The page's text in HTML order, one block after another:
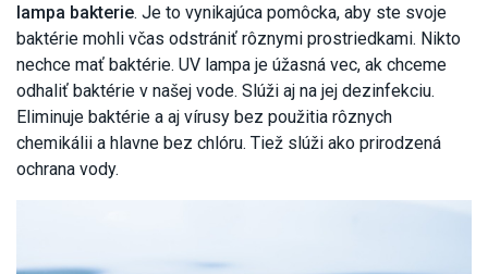
lampa bakterie. Je to vynikajúca pomôcka, aby ste svoje
baktérie mohli včas odstrániť rôznymi prostriedkami. Nikto
nechce mať baktérie. UV lampa je úžasná vec, ak chceme
odhaliť baktérie v našej vode. Slúži aj na jej dezinfekciu.
Eliminuje baktérie a aj vírusy bez použitia rôznych
chemikálii a hlavne bez chlóru. Tiež slúži ako prirodzená
ochrana vody.